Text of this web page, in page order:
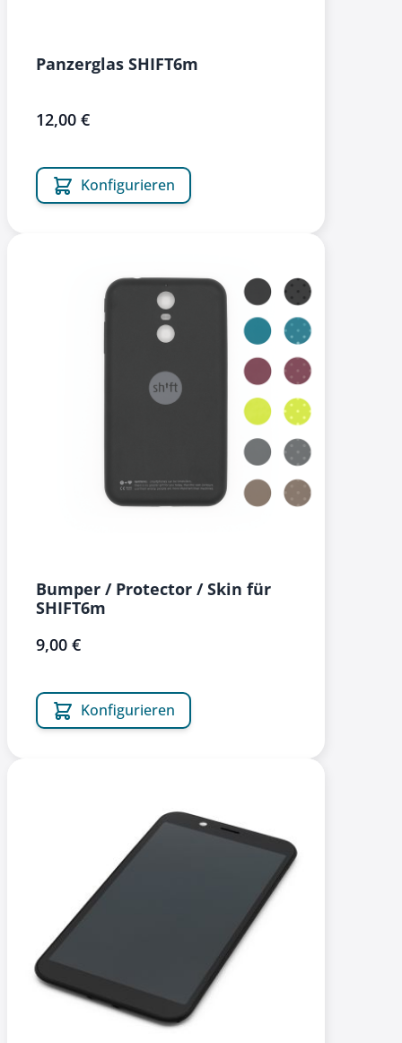
Panzerglas SHIFT6m
12,00 €
Konfigurieren
Bumper / Protector / Skin für
SHIFT6m
9,00 €
Konfigurieren